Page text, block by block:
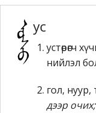
Эрэлттэй
Төрөл
ус
устөрөгч
нийлэл
гол, нуур,
дээр очих;